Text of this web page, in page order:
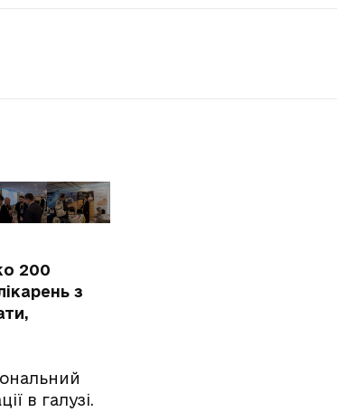
200
з
в галузі.